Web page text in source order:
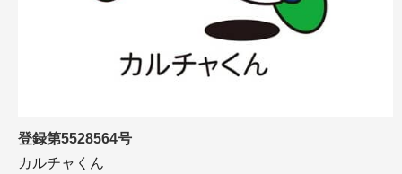
登録第5528564号
カルチャくん